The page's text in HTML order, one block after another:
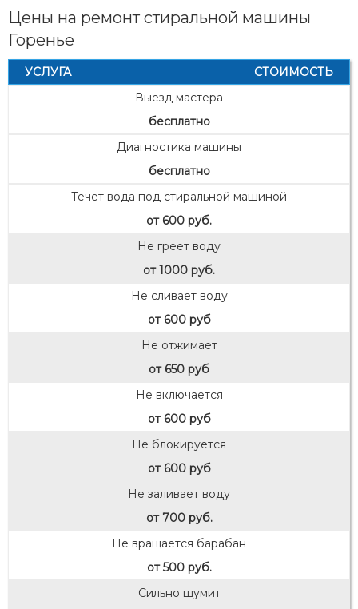
Цены на ремонт стиральной машины
Горенье
УСЛУГА
СТОИМОСТЬ
Выезд мастера
бесплатно
Диагностика машины
бесплатно
Течет вода под стиральной машиной
от 600 руб.
Не греет воду
от 1000 руб.
Не сливает воду
от 600 руб
Не отжимает
от 650 руб
Не включается
от 600 руб
Не блокируется
от 600 руб
Не заливает воду
от 700 руб.
Не вращается барабан
от 500 руб.
Сильно шумит